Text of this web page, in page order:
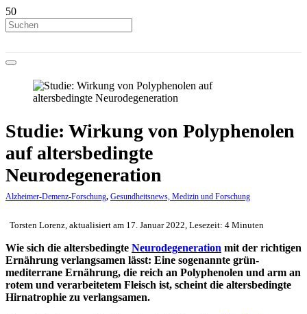
Studie: Wirkung von Polyphenolen
auf altersbedingte
Neurodegeneration
Alzheimer-Demenz-Forschung, Gesundheitsnews, Medizin und Forschung
Torsten Lorenz, aktualisiert am 17. Januar 2022, Lesezeit: 4 Minuten
Wie sich die altersbedingte Neurodegeneration mit der richtigen
Ernährung verlangsamen lässt: Eine sogenannte grün-
mediterrane Ernährung, die reich an Polyphenolen und arm an
rotem und verarbeitetem Fleisch ist, scheint die altersbedingte
Hirnatrophie zu verlangsamen.